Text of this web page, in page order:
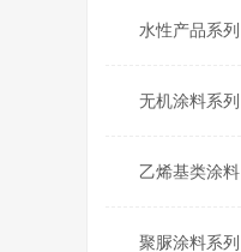
水性产品系列
无机涂料系列
乙烯基类涂料
聚脲涂料系列